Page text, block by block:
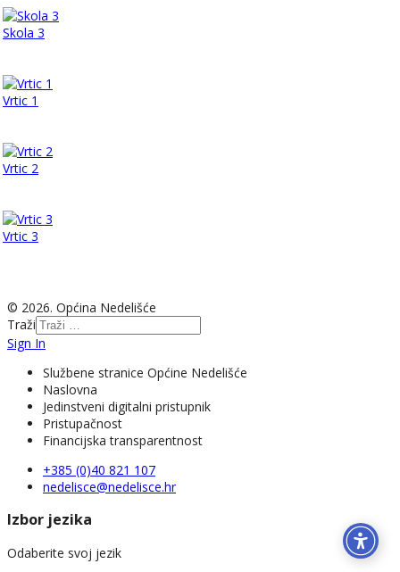
Skola 3
Vrtic 1
Vrtic 2
Vrtic 3
© 2026. Općina Nedelišće
Traži
Sign In
Službene stranice Općine Nedelišće
Naslovna
Jedinstveni digitalni pristupnik
Pristupačnost
Financijska transparentnost
+385 (0)40 821 107
nedelisce@nedelisce.hr
Izbor jezika
Odaberite svoj jezik